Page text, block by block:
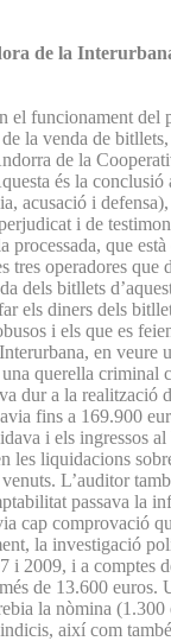
de la
el funcionament del
la venda de
de la
és la
acusació i
i de
processada, que
tres operadores que
dels bitllets
els diners dels
i els que es
en veure
querella criminal
dur a la realització
fins a 169.900
i els ingressos
les liquidacions
L’auditor
passava la
cap comprovació
la investigació
i 2009, i a comptes
de 13.600 euros.
la nòmina
així com